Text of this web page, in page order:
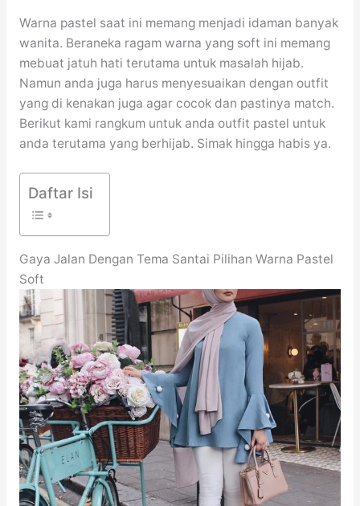
Warna pastel saat ini memang menjadi idaman banyak
wanita. Beraneka ragam warna yang soft ini memang
mebuat jatuh hati terutama untuk masalah hijab.
Namun anda juga harus menyesuaikan dengan outfit
yang di kenakan juga agar cocok dan pastinya match.
Berikut kami rangkum untuk anda outfit pastel untuk
anda terutama yang berhijab. Simak hingga habis ya.
Daftar Isi
Gaya Jalan Dengan Tema Santai Pilihan Warna Pastel
Soft